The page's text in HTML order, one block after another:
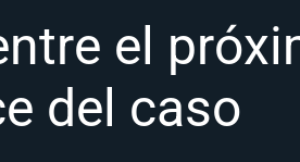
el
del caso